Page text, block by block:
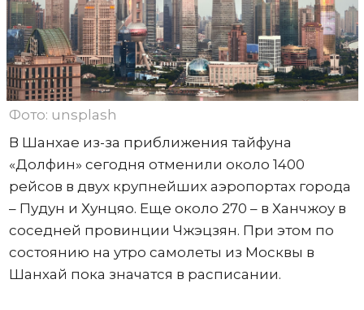
Фото: unsplash
В Шанхае из-за приближения тайфуна
«Долфин» сегодня отменили около 1400
рейсов в двух крупнейших аэропортах города
– Пудун и Хунцяо. Еще около 270 – в Ханчжоу в
соседней провинции Чжэцзян. При этом по
состоянию на утро самолеты из Москвы в
Шанхай пока значатся в расписании.